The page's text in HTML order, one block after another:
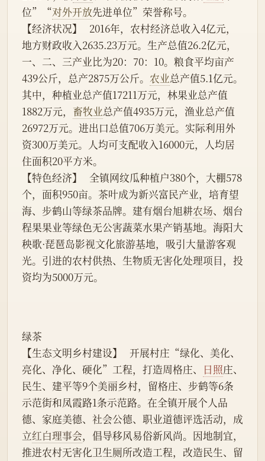
位”“对外开放先进单位”荣誉称号。
【经济状况】   2016年，农村经济总收入4亿元，
地方财政收入2635.23万元。生产总值26.2亿元，
一、二、三产业比为20：70：10。粮食平均亩产
439公斤，总产2875万公斤。 农业总产值5.1亿元。
其中，种植业总产值17211万元，林果业总产值
1882万元， 畜牧业总产值4935万元，渔业总产值
26972万元。进出口总值706万美元。实际利用外
资300万美元。人均可支配收入16000元，人均居
住面积20平方米。
【特色经济】   全镇网纹瓜种植户380个，大棚578
个，面积950亩。茶叶成为新兴富民产业，培育望
海、步鹤山等绿茶品牌。建有烟台旭耕农场、烟台
程果果业等绿色无公害蔬菜水果产销基地。海阳大
秧歌·琵琶岛影视文化旅游基地，吸引大量游客观
光。引进的农村供热、生物质无害化处理项目，投
资均为5000万元。
绿茶
【生态文明乡村建设】   开展村庄“绿化、美化、
亮化、净化、硬化”工程，打造周格庄、
日照庄、
民生、建平等9个美丽乡村，留格庄、步鹤等6条
示范街和凤霞路1条示范路。在全镇开展个人品
德、家庭美德、社会公德、职业道德评选活动，成
立红白理事会，倡导移风易俗新风尚。因地制宜，
推进农村无害化卫生厕所改造工程，改造民生、留